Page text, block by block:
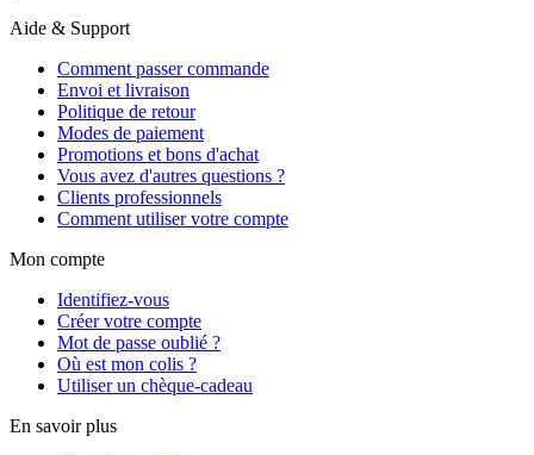
Aide & Support
Comment passer commande
Envoi et livraison
Politique de retour
Modes de paiement
Promotions et bons d'achat
Vous avez d'autres questions ?
Clients professionnels
Comment utiliser votre compte
Mon compte
Identifiez-vous
Créer votre compte
Mot de passe oublié ?
Où est mon colis ?
Utiliser un chèque-cadeau
En savoir plus